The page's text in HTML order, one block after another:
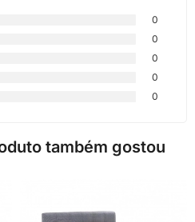
0
0
0
0
0
também gostou